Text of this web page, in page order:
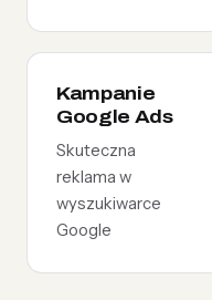
Kampanie
Google Ads
Skuteczna
reklama w
wyszukiwarce
Google